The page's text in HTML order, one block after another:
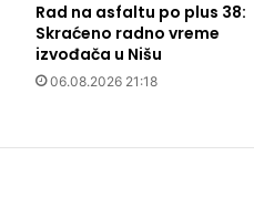
Rad na asfaltu po plus 38:
Skraćeno radno vreme
izvođača u Nišu
06.08.2026 21:18